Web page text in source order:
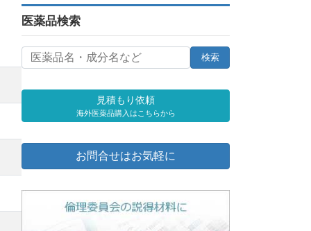
医薬品検索
見積もり依頼
海外医薬品購入はこちらから
お問合せはお気軽に